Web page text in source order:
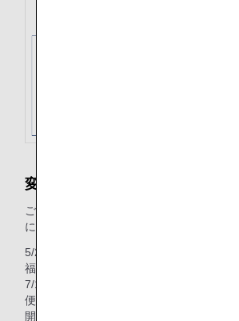
変更時（旅行開始後）
ご購入日にて、旅行開始日に有効な運賃
に対して適用となります。
5/25に往路（7/1 ANA253 羽田-福岡）、
福岡-羽田）のフレックスを往復で購入。
7/1往路搭乗後、7/3に復路（10/4
便の変更を行った場合、復路はご購入日
開始日（7/1）に有効な運賃が適用されます